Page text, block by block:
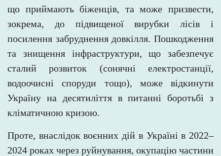
що приймають біженців, та може призвести,
зокрема, до підвищеної вирубки лісів і
посилення забруднення довкілля. Пошкодження
та знищення інфраструктури, що забезпечує
сталий розвиток (сонячні електростанції,
водоочисні споруди тощо), може відкинути
Україну на десятиліття в питанні боротьбі з
кліматичною кризою.
Проте, внаслідок воєнних дій в Україні в 2022–
2024 роках через руйнування, окупацію частини